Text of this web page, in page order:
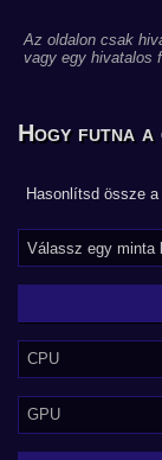
Az oldalon csak
vagy egy hivatalos
Hogy futna a
Hasonlítsd össze
CPU
GPU